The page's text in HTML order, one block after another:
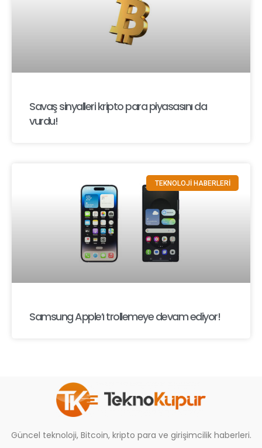
Savaş sinyalleri kripto para piyasasını da
vurdu!
TEKNOLOJİ HABERLERİ
Samsung Apple’ı trollemeye devam ediyor!
Güncel teknoloji, Bitcoin, kripto para ve girişimcilik haberleri.